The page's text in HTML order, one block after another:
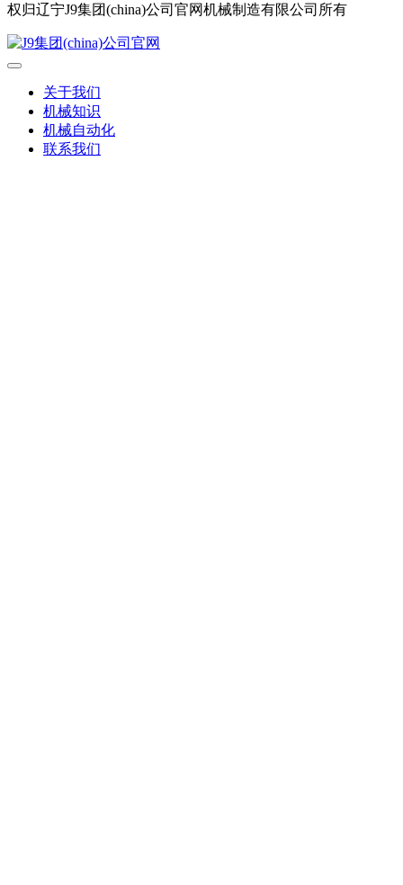
权归辽宁J9集团(china)公司官网机械制造有限公司所有
关于我们
机械知识
机械自动化
联系我们